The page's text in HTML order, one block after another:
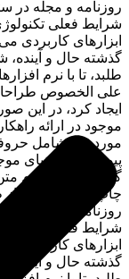
روزنامه و مجله در
شرایط فعلی
ابزارهای کاربردی
گذشته حال و
طلبد، تا با نرم
علی الخصوص
ایجاد کرد، در این
موجود در ارائه
مورد نیاز شامل
پیوسته اهل دنیای
گیرد.لورم ایپسوم
چاپ، و با استفاده
روزنامه و مجله در
شرایط فعلی
ابزارهای کاربردی
گذشته حال و